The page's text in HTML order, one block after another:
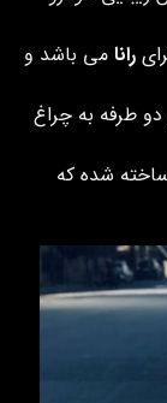
رانا می باشد و
طرفه به چراغ
شده که